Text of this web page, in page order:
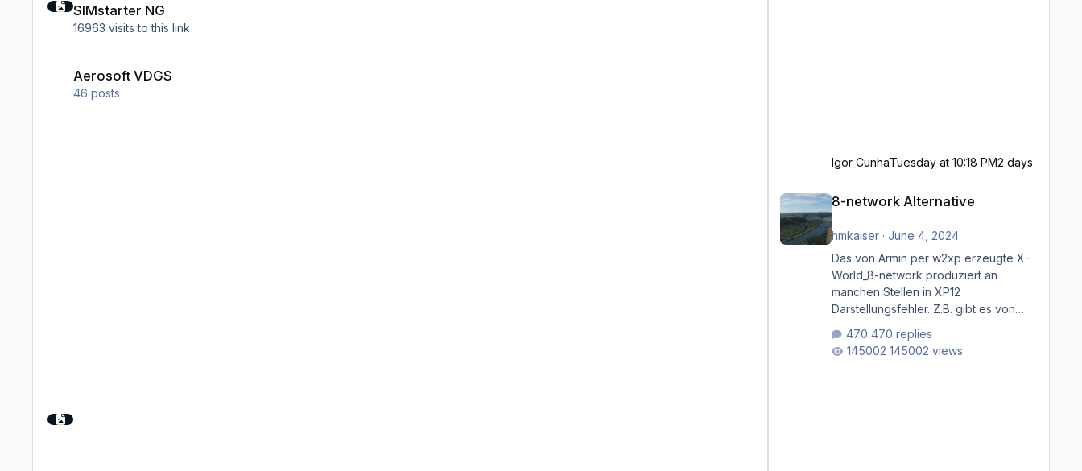
SIMstarter NG
16963 visits to this link
Aerosoft VDGS
46 posts
Igor CunhaTuesday at 10:18 PM2 days
8-network Alternative
hmkaiser· June 4, 2024
Das von Armin per w2xp erzeugte X-
World_8-network produziert an
manchen Stellen in XP12
Darstellungsfehler. Z.B. gibt es von
mehrere Rhein-/Main-Brücken zu
sehen, die zum Teil zugemauert sind.
470 replies
145002 views